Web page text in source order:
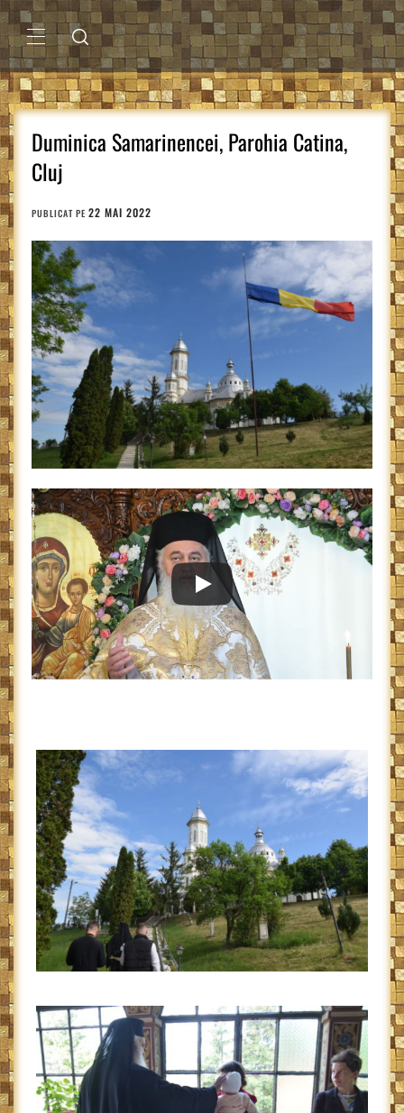
Sari
la
conținutMENIU
PRINCIPAL
Duminica Samarinencei, Parohia Catina,
Cluj
PUBLICAT PE 22 MAI 2022